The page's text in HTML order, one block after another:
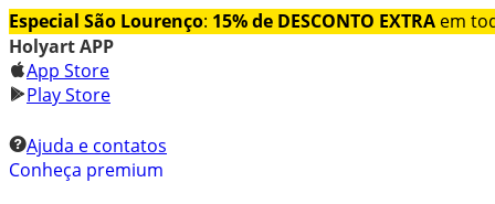
Especial São Lourenço: 15% de DESCONTO EXTRA em
Holyart APP
App Store
Play Store
Ajuda e contatos
Conheça premium